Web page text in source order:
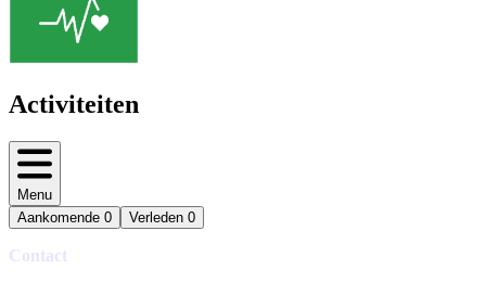
Activiteiten
Menu
Aankomende 0 Verleden 0
Contact